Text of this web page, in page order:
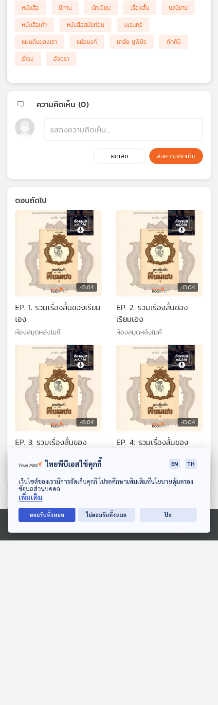
ดาวน์โหลด Thai PBS Podcast Application
Ⓒ 2020 องค์การกระจายเสียงและแพร่ภาพสาธารณะแห่งประเทศไทย
หนังสือ
นิทาน นักเขียน เรื่องสั้น
นวนิยาย
หนังสือเก่า
หนังสือสมัยก่อน
นเรนทร์
แผ่นดินของเรา
แม่อนงค์ มาลัย ชูพินิจ
ภัคคินี
ธำรง
อัจฉรา
ความคิดเห็น (0)
ยกเลิก ส่งความคิดเห็น
ตอนถัดไป
43:04
EP. 1: รวมเรื่องสั้นของเรียม
เอง
ห้องสมุดหลังไมค์
43:04
EP. 2: รวมเรื่องสั้นของ
เรียมเอง
ห้องสมุดหลังไมค์
43:04
EP. 3: รวมเรื่องสั้นของ
ห้องสมุดหลังไมค์
43:04
EP. 4: รวมเรื่องสั้นของ
ตอนที่เกี่ยวข้อง
ไทยพีบีเอสใช้คุกกี้ EN TH
เว็บไซต์ของเรามีการจัดเก็บคุกกี้ โปรดศึกษาเพิ่มเติมที่นโยบายคุ้มครอง
ข้อมูลส่วนบุคคล
เพิ่มเติม
ยอมรับทั้งหมด ไม่ยอมรับทั้งหมด ปิด